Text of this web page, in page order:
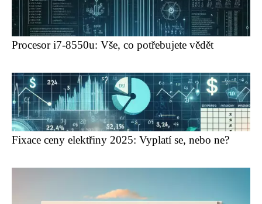
Procesor i7-8550u: Vše, co potřebujete vědět
Fixace ceny elektřiny 2025: Vyplatí se, nebo ne?